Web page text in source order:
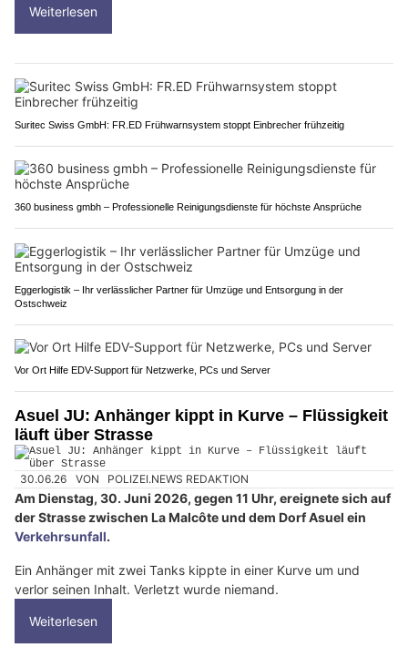
Weiterlesen
Suritec Swiss GmbH: FR.ED Frühwarnsystem stoppt Einbrecher frühzeitig
360 business gmbh – Professionelle Reinigungsdienste für höchste Ansprüche
Eggerlogistik – Ihr verlässlicher Partner für Umzüge und Entsorgung in der
Ostschweiz
Vor Ort Hilfe EDV-Support für Netzwerke, PCs und Server
Asuel JU: Anhänger kippt in Kurve – Flüssigkeit
läuft über Strasse
30.06.26 VON POLIZEI.NEWS REDAKTION
Am Dienstag, 30. Juni 2026, gegen 11 Uhr, ereignete sich auf
der Strasse zwischen La Malcôte und dem Dorf Asuel ein
Verkehrsunfall.
Ein Anhänger mit zwei Tanks kippte in einer Kurve um und
verlor seinen Inhalt. Verletzt wurde niemand.
Weiterlesen